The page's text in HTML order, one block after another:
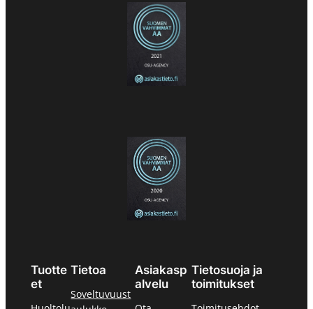
Tuotte
et
Tietoa
Soveltuvuust
Asiakasp
alvelu
Tietosuoja ja
toimitukset